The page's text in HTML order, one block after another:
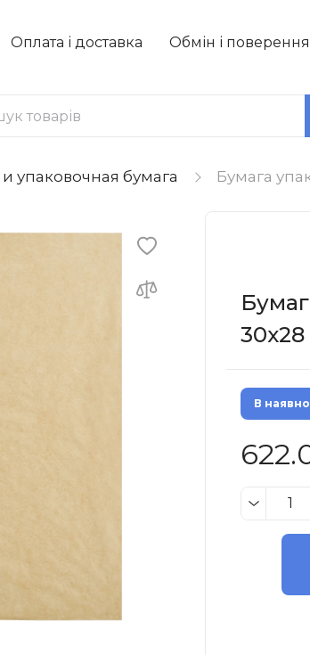
Оплата і доставка Обмін і поверення
упаковочная бумага Бумага
В